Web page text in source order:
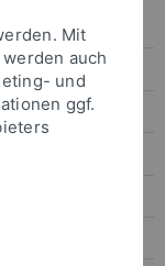
Mit
auch
und
ggf.